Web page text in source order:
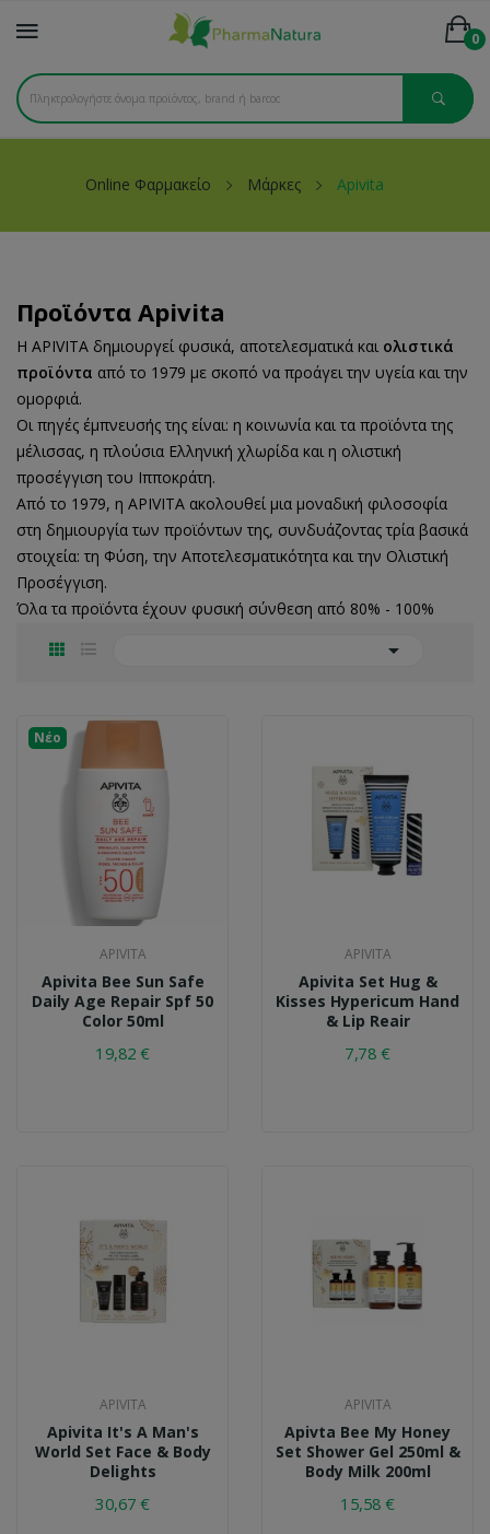
0
Online Φαρμακείο Μάρκες Apivita
Προϊόντα Apivita
Η APIVITA δημιουργεί φυσικά, αποτελεσματικά και ολιστικά
προϊόντα από το 1979 με σκοπό να προάγει την υγεία και την
ομορφιά.
Οι πηγές έμπνευσής της είναι: η κοινωνία και τα προϊόντα της
μέλισσας, η πλούσια Ελληνική χλωρίδα και η ολιστική
προσέγγιση του Ιπποκράτη.
Από το 1979, η APIVITA ακολουθεί μια μοναδική φιλοσοφία
στη δημιουργία των προϊόντων της, συνδυάζοντας τρία βασικά
στοιχεία: τη Φύση, την Αποτελεσματικότητα και την Ολιστική
Προσέγγιση.
Όλα τα προϊόντα έχουν φυσική σύνθεση από 80% - 100%

Νέο
APIVITA
Apivita Bee Sun Safe
Daily Age Repair Spf 50
Color 50ml
19,82 €
APIVITA
Apivita Set Hug &
Kisses Hypericum Hand
& Lip Reair
7,78 €
APIVITA
Apivita It's A Man's
World Set Face & Body
Delights
30,67 €
APIVITA
Apivta Bee My Honey
Set Shower Gel 250ml &
Body Milk 200ml
15,58 €